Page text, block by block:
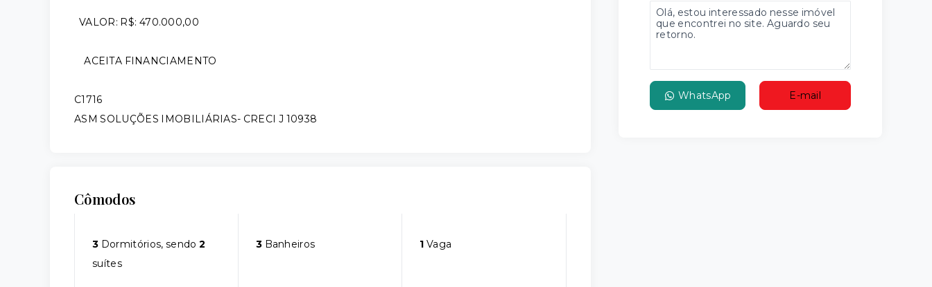
VALOR: R$: 470.000,00
ACEITA FINANCIAMENTO
C1716
ASM SOLUÇÕES IMOBILIÁRIAS- CRECI J 10938
Cômodos
3 Dormitórios, sendo2
suítes
3Banheiros 1 Vaga
WhatsApp E-mail